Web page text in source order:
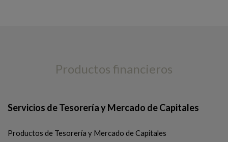
Productos financieros
Servicios de Tesorería y Mercado de Capitales
Productos de Tesorería y Mercado de Capitales